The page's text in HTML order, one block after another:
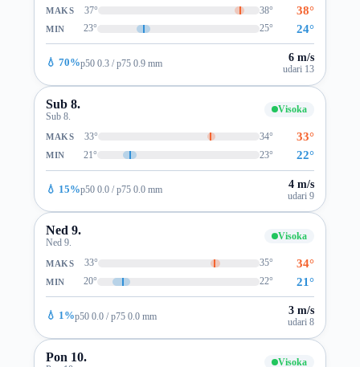
MAKS 37° 38° 38°
MIN 23° 25° 24°
💧 70%p50 0.3 / p75 0.9 mm 6 m/s
udari 13
Sub 8.
Sub 8.
Visoka
MAKS 33° 34° 33°
MIN 21° 23° 22°
💧 15%p50 0.0 / p75 0.0 mm 4 m/s
udari 9
Ned 9.
Ned 9.
Visoka
MAKS 33° 35° 34°
MIN 20° 22° 21°
💧 1%p50 0.0 / p75 0.0 mm 3 m/s
udari 8
Pon 10. Visoka